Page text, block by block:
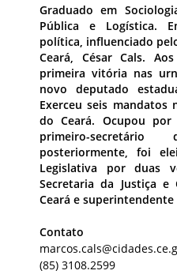
Graduado em
Pública e Logística.
política, influenciado
Ceará, César Cals.
primeira vitória nas
novo deputado
Exerceu seis mandatos
do Ceará. Ocupou
primeiro-
posteriormente, foi
Legislativa por duas
Secretaria da Justiça
Ceará e superintendente
Contato
(85) 3108.2599